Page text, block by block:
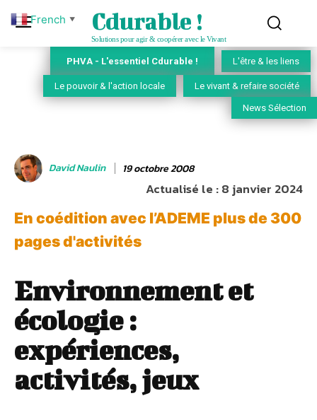
Cdurable !
Solutions pour agir & coopérer avec le Vivant
PHVA - L'essentiel Cdurable ! L'être & les liens
Le pouvoir & l'action locale Le vivant & refaire société
News Sélection
David Naulin 19 octobre 2008
Actualisé le :8 janvier 2024
En coédition avec l’ADEME plus de 300
pages d'activités
Environnement et
écologie :
expériences,
activités, jeux
French ▼